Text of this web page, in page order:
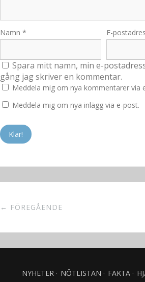
Namn * E-
Spara mitt namn, min e-
gång jag skriver en kommentar.
Meddela mig om nya kommentarer via
Meddela mig om nya inlägg via e-post.
← FÖREGÅENDE
NYHETER NÖTLISTAN FAKTA